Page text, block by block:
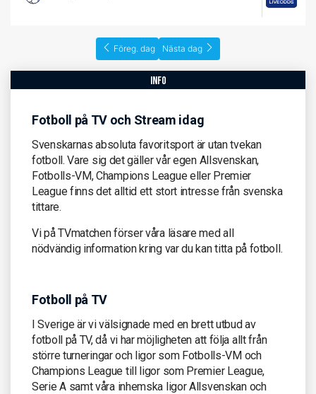
Föreg. dag Nästa dag
info
Fotboll på TV och Stream idag
Svenskarnas absoluta favoritsport är utan tvekan
fotboll. Vare sig det gäller vår egen Allsvenskan,
Fotbolls-VM, Champions League eller Premier
League finns det alltid ett stort intresse från svenska
tittare.
Vi på TVmatchen förser våra läsare med all
nödvändig information kring var du kan titta på fotboll.
Fotboll på TV
I Sverige är vi välsignade med en brett utbud av
fotboll på TV, då vi har möjligheten att följa allt från
större turneringar och ligor som Fotbolls-VM och
Champions League till ligor som Premier League,
Serie A samt våra inhemska ligor Allsvenskan och